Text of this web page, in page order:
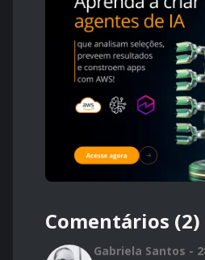
Comentários (2)
Gabriela Santos -